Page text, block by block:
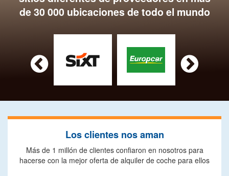
de 30 000 ubicaciones de todo el mundo
 
Los clientes nos aman
Más de 1 millón de clientes confiaron en nosotros para
hacerse con la mejor oferta de alquiler de coche para ellos